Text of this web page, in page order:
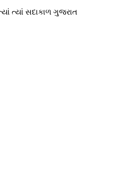
ત્યાં સદાકાળ ગુજરાત